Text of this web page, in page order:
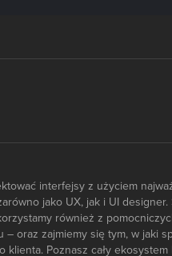
interfejsy z użyciem
jako UX, jak i UI
również z
oraz zajmiemy się tym, w jaki
Poznasz cały